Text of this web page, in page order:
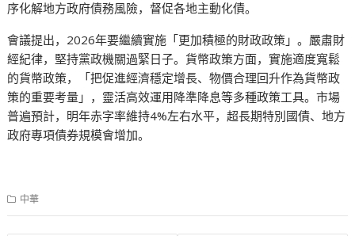
序化解地方政府債務風險，督促各地主動化債。
會議提出，2026年要繼續實施「更加積極的財政政策」。嚴肅財
經紀律，堅持黨政機關過緊日子。貨幣政策方面，實施適度寬鬆
的貨幣政策，「把促進經濟穩定增長、物價合理回升作為貨幣政
策的重要考量」，靈活高效運用降準降息等多種政策工具。市場
普遍預計，明年赤字率維持4%左右水平，超長期特別國債、地方
政府專項債券規模會增加。
中華